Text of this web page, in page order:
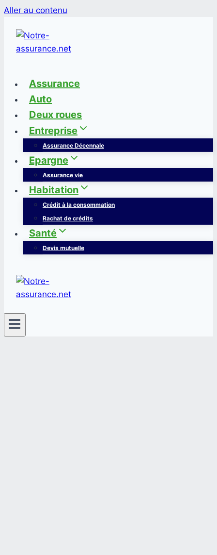
Aller au contenu
Assurance
Auto
Deux roues
Entreprise
Assurance Décennale
Epargne
Assurance vie
Habitation
Crédit à la consommation
Rachat de crédits
Santé
Devis mutuelle